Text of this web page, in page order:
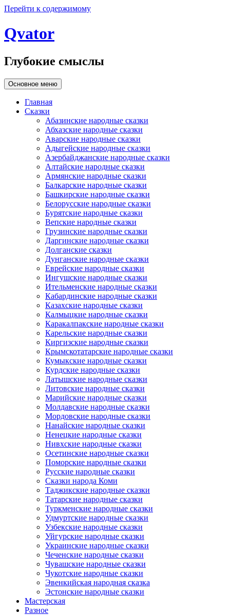
Перейти к содержимому
Qvator
Глубокие смыслы
Основное меню
Главная
Сказки
Абазинские народные сказки
Абхазские народные сказки
Аварские народные сказки
Адыгейские народные сказки
Азербайджанские народные сказки
Алтайские народные сказки
Армянские народные сказки
Балкарские народные сказки
Башкирские народные сказки
Белорусские народные сказки
Бурятские народные сказки
Вепские народные сказки
Грузинские народные сказки
Даргинские народные сказки
Долганские сказки
Дунганские народные сказки
Еврейские народные сказки
Ингушские народные сказки
Ительменские народные сказки
Кабардинские народные сказки
Казахские народные сказки
Калмыцкие народные сказки
Каракалпакские народные сказки
Карельские народные сказки
Киргизские народные сказки
Крымскотатарские народные сказки
Кумыкские народные сказки
Курдские народные сказки
Латышские народные сказки
Литовские народные сказки
Марийские народные сказки
Молдавские народные сказки
Мордовские народные сказки
Нанайские народные сказки
Ненецкие народные сказки
Нивхские народные сказки
Осетинские народные сказки
Поморские народные сказки
Русские народные сказки
Сказки народа Коми
Таджикские народные сказки
Татарские народные сказки
Туркменские народные сказки
Удмуртские народные сказки
Узбекские народные сказки
Уйгурские народные сказки
Украинские народные сказки
Чеченские народные сказки
Чувашские народные сказки
Чукотские народные сказки
Эвенкийская народная сказка
Эстонские народные сказки
Мастерская
Разное